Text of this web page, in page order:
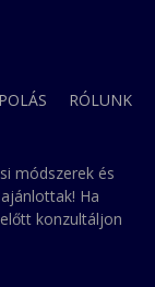
RÓLUNK
módszerek és
Ha
konzultáljon